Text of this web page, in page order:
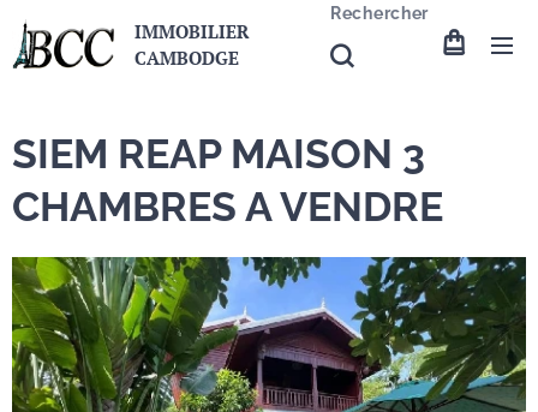
IMMOBILIER
CAMBODGE
Rechercher
SIEM REAP MAISON 3
CHAMBRES A VENDRE